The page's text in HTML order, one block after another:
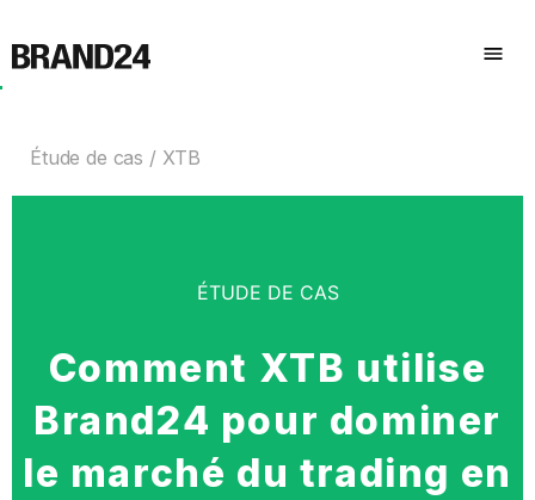
Étude de cas XTB
ÉTUDE DE CAS
Comment XTB utilise
Brand24 pour dominer
le marché du trading en